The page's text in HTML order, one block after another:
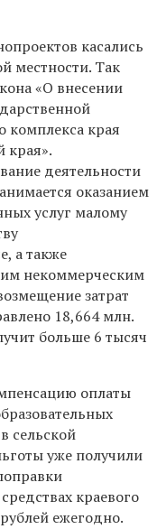
касались
местности. Так
«О внесении
края
края».
деятельности
оказанием
услуг малому
а также
некоммерческим
затрат
18,664 млн.
больше 6 тысяч
оплаты
сельской
уже получили
краевого
ежегодно.